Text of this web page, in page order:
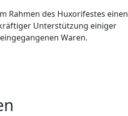
Rahmen des Huxorifestes einen
Unterstützung einiger
Waren.